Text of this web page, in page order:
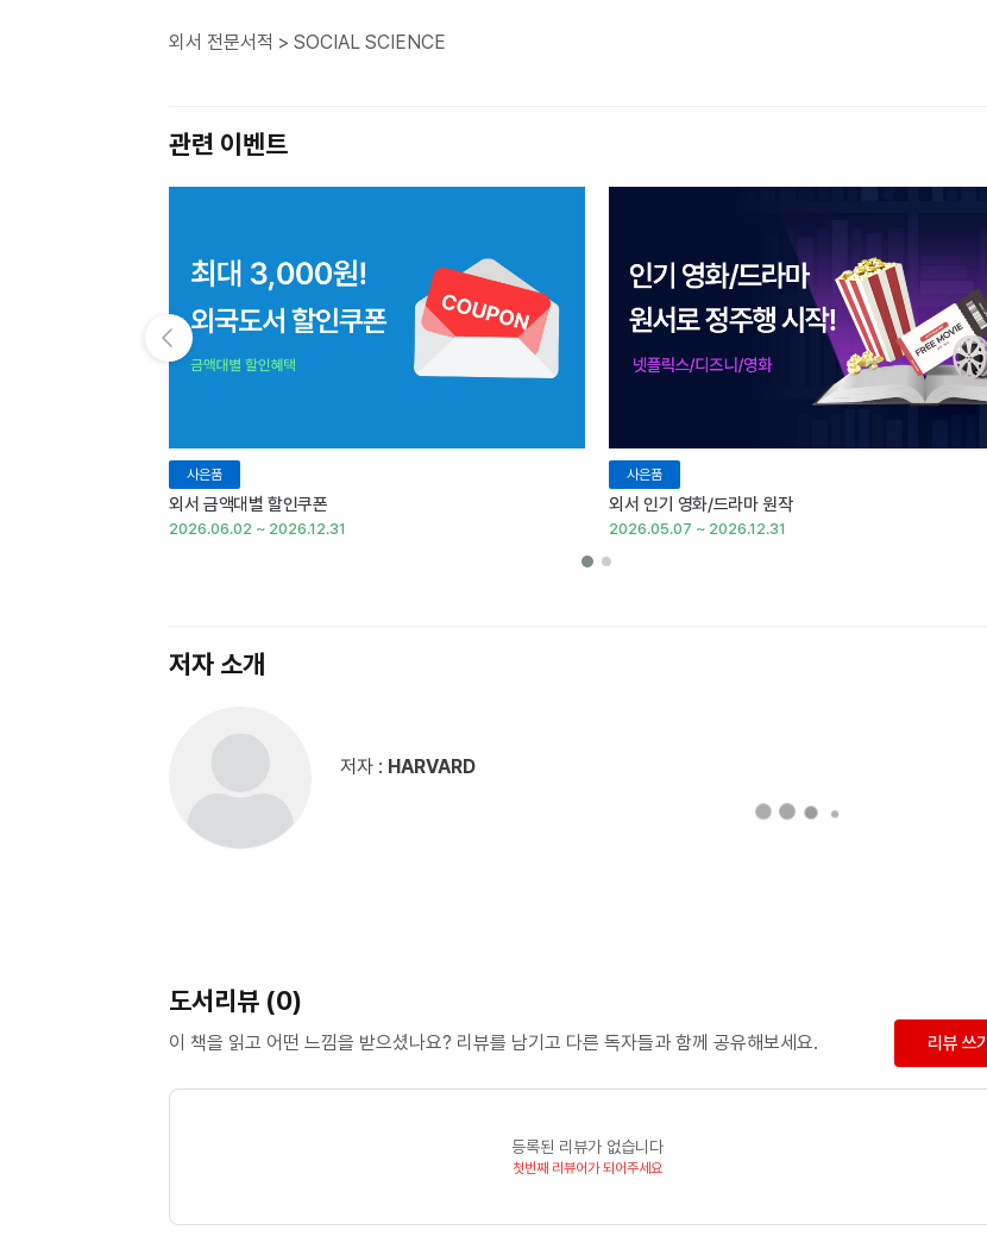
외서 전문서적 > SOCIAL SCIENCE
관련 이벤트
사은품
외서 금액대별 할인쿠폰
2026.06.02 ~ 2026.12.31
사은품
외서 인기 영화/드라마 원작
2026.05.07 ~ 2026.12.31
저자 소개
저자 : HARVARD
도서리뷰 (0)
이 책을 읽고 어떤 느낌을 받으셨나요? 리뷰를 남기고 다른 독자들과 함께 공유해보세요. 리뷰 쓰기
등록된 리뷰가 없습니다
첫번째 리뷰어가 되어주세요